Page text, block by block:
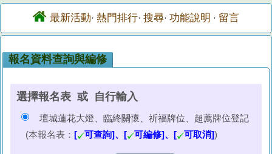
最新活動· 熱門排行· 搜尋· 功能說明 · 留言
報名資料查詢與編修
選擇報名表 或 自行輸入
壇城蓮花大燈、臨終關懷、祈福牌位、超薦牌位登記
(本報名表： [ 可查詢]、[ 可編修]、[ 可取消])